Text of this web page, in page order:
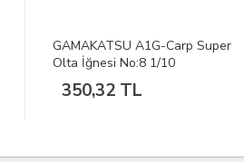
DFT El Dorado 390 cm Surf Kamışı
40-80 g
1.554,49 TL